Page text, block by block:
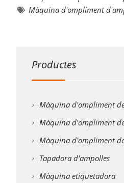
Màquina d'ompliment
Productes
Màquina d'ompliment
Màquina d'ompliment
Màquina d'ompliment
Tapadora d'ampolles
Màquina etiquetadora